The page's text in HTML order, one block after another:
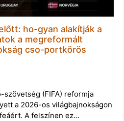
ho-gyan alakítják a
a megreformált
cso-portkörös
szövetség (FIFA) reformja
a 2026-os világbajnokságon
A felszínen ez…